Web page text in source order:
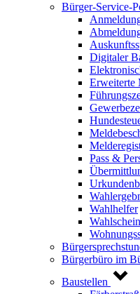
Bürger-Service-
Digitaler
Erweiterte
Pass &
Wahlhelfer
Bürgerbüro im
Baustellen